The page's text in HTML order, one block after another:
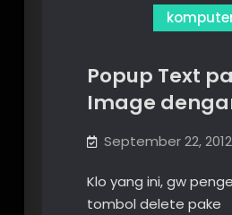
Popup Text
Image
September 22, 2012
Klo yang ini, gw
tombol delete pake